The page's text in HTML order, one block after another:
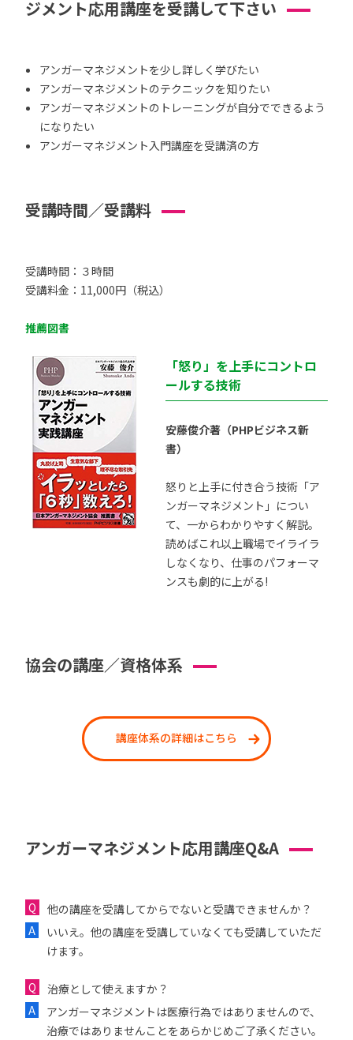
ジメント応用講座を受講して下さい
アンガーマネジメントを少し詳しく学びたい
アンガーマネジメントのテクニックを知りたい
アンガーマネジメントのトレーニングが自分でできるよう
になりたい
アンガーマネジメント入門講座を受講済の方
受講時間／受講料
受講時間：３時間
受講料金：11,000円（税込）
推薦図書
「怒り」を上手にコントロ
ールする技術
安藤俊介著（PHPビジネス新
書）
怒りと上手に付き合う技術「ア
ンガーマネジメント」につい
て、一からわかりやすく解説。
読めばこれ以上職場でイライラ
しなくなり、仕事のパフォーマ
ンスも劇的に上がる!
協会の講座／資格体系
講座体系の詳細はこちら
アンガーマネジメント応用講座Q&A
他の講座を受講してからでないと受講できませんか？
いいえ。他の講座を受講していなくても受講していただ
けます。
治療として使えますか？
アンガーマネジメントは医療行為ではありませんので、
治療ではありませんことをあらかじめご了承ください。